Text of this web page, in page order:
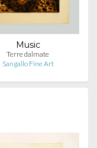
Music
Terre dalmate
Sangallo Fine Art